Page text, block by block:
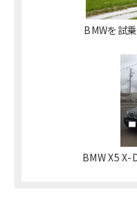
BMWを試
BMW X5 X-